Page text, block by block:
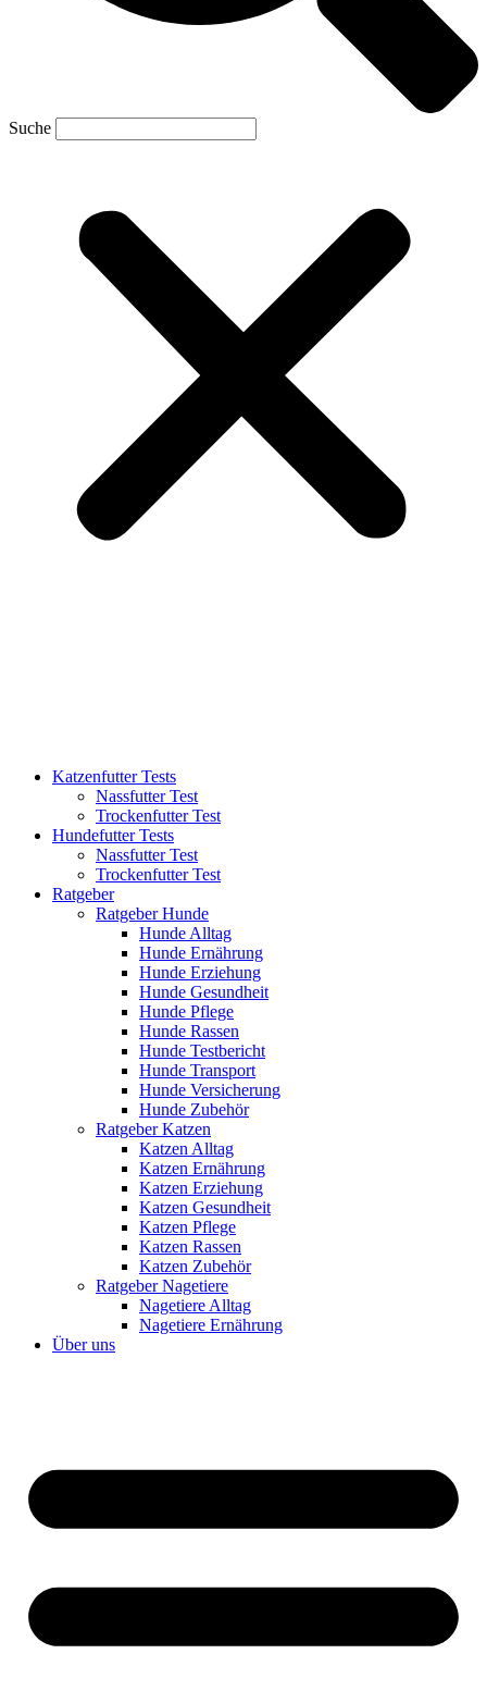
Suche
Katzenfutter Tests
Nassfutter Test
Trockenfutter Test
Hundefutter Tests
Nassfutter Test
Trockenfutter Test
Ratgeber
Ratgeber Hunde
Hunde Alltag
Hunde Ernährung
Hunde Erziehung
Hunde Gesundheit
Hunde Pflege
Hunde Rassen
Hunde Testbericht
Hunde Transport
Hunde Versicherung
Hunde Zubehör
Ratgeber Katzen
Katzen Alltag
Katzen Ernährung
Katzen Erziehung
Katzen Gesundheit
Katzen Pflege
Katzen Rassen
Katzen Zubehör
Ratgeber Nagetiere
Nagetiere Alltag
Nagetiere Ernährung
Über uns